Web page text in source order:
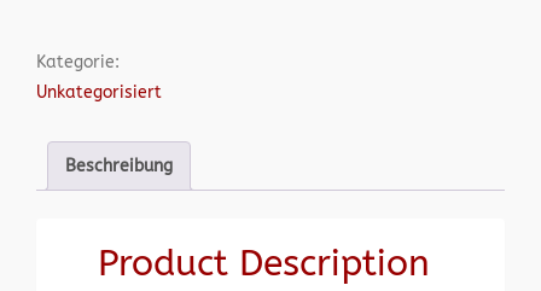
Kategorie:
Unkategorisiert
Beschreibung
Product Description